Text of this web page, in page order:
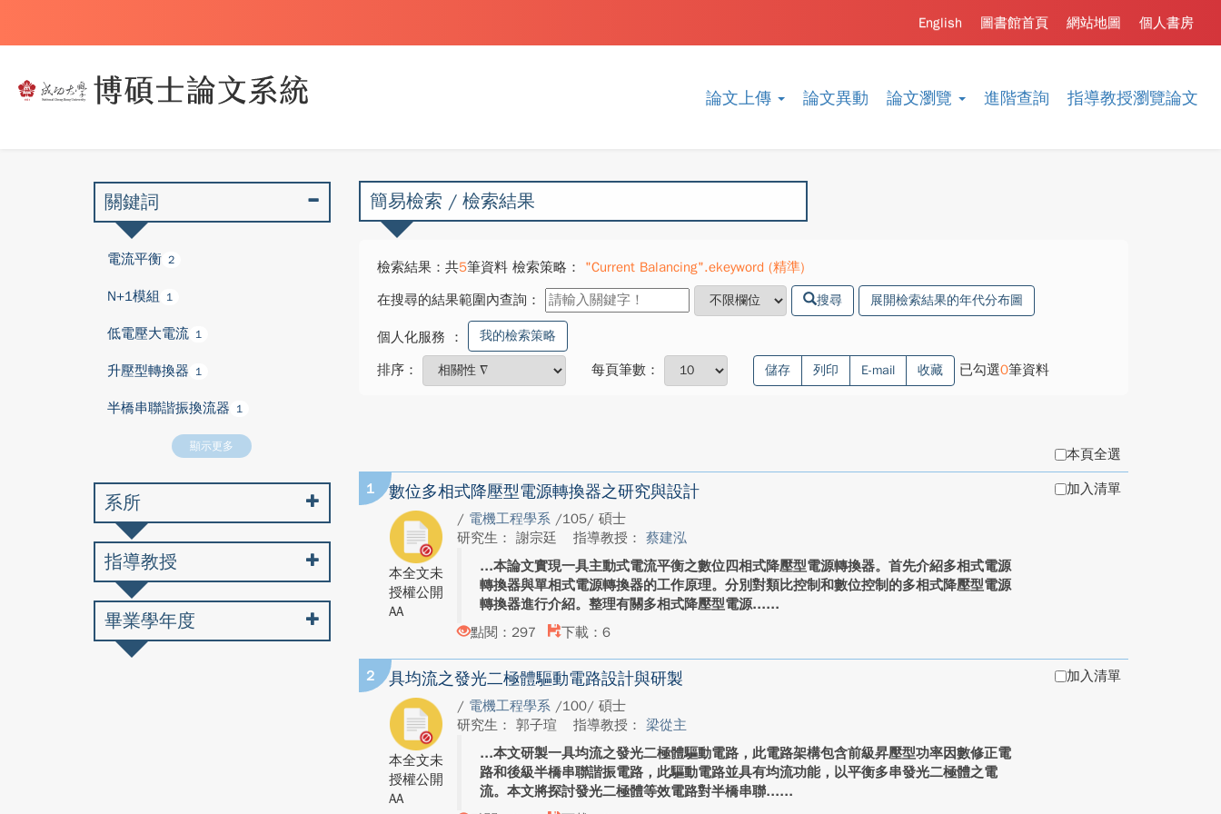
論文上傳 論文異動 論文瀏覽 進階查詢 指導教授瀏覽論文
個人書房
網站地圖
圖書館首頁
English
簡易檢索 / 檢索結果
檢索結果：共5筆資料 檢索策略：
"Current Balancing".ekeyword (精準)
在搜尋的結果範圍內查詢：
搜尋 展開檢索結果的年代分布圖
個人化服務 ： 我的檢索策略
排序： 每頁筆數： 儲存 列印 E-mail 收藏 已勾選0筆資料
本頁全選
1 數位多相式降壓型電源轉換器之研究與設計
本全文未
授權公開
AA
/ 電機工程學系 /105/ 碩士
研究生： 謝宗廷
指導教授： 蔡建泓
本論文實現一具主動式電流平衡之數位四相式降壓型電源轉換器。首先介紹多相式電源
轉換器與單相式電源轉換器的工作原理。分別對類比控制和數位控制的多相式降壓型電源
轉換器進行介紹。整理有關多相式降壓型電源...
點閱：297
下載：6
加入清單
2 具均流之發光二極體驅動電路設計與研製
本全文未
授權公開
AA
/ 電機工程學系 /100/ 碩士
研究生： 郭子瑄
指導教授： 梁從主
本文研製一具均流之發光二極體驅動電路，此電路架構包含前級昇壓型功率因數修正電
路和後級半橋串聯諧振電路，此驅動電路並具有均流功能，以平衡多串發光二極體之電
流。本文將探討發光二極體等效電路對半橋串聯...
加入清單
關鍵詞
電流平衡 2
N+1模組 1
低電壓大電流 1
升壓型轉換器 1
半橋串聯諧振換流器 1
顯示更多
系所
指導教授
畢業學年度